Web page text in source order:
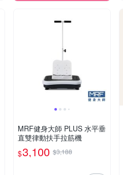
MRF健身大師 PLUS ⽔平垂
直雙律動扶⼿拉筋機
$3,100 $3,188